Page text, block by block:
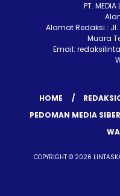
PT. MEDIA
Alamat Redaksi :
Muara
Email:
HOME
PEDOMAN MEDIA SIBER
COPYRIGHT © 2026